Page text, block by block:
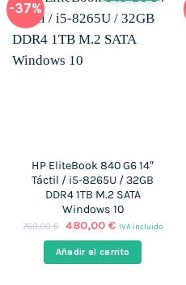
-37%
HP EliteBook 840 G6 14″
Táctil / i5-8265U / 32GB
DDR4 1TB M.2 SATA
Windows 10
760,00€ El
original
era:
480,00 €El
actual
es:
IVA incluido
Añadir al carrito